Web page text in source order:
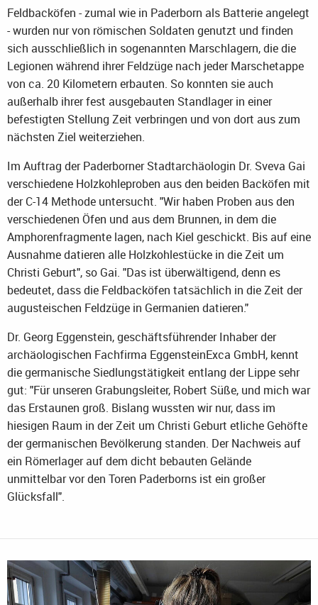
Feldbacköfen - zumal wie in Paderborn als Batterie angelegt
- wurden nur von römischen Soldaten genutzt und finden
sich ausschließlich in sogenannten Marschlagern, die die
Legionen während ihrer Feldzüge nach jeder Marschetappe
von ca. 20 Kilometern erbauten. So konnten sie auch
außerhalb ihrer fest ausgebauten Standlager in einer
befestigten Stellung Zeit verbringen und von dort aus zum
nächsten Ziel weiterziehen.
Im Auftrag der Paderborner Stadtarchäologin Dr. Sveva Gai
verschiedene Holzkohleproben aus den beiden Backöfen mit
der C-14 Methode untersucht. "Wir haben Proben aus den
verschiedenen Öfen und aus dem Brunnen, in dem die
Amphorenfragmente lagen, nach Kiel geschickt. Bis auf eine
Ausnahme datieren alle Holzkohlestücke in die Zeit um
Christi Geburt", so Gai. "Das ist überwältigend, denn es
bedeutet, dass die Feldbacköfen tatsächlich in die Zeit der
augusteischen Feldzüge in Germanien datieren."
Dr. Georg Eggenstein, geschäftsführender Inhaber der
archäologischen Fachfirma EggensteinExca GmbH, kennt
die germanische Siedlungstätigkeit entlang der Lippe sehr
gut: "Für unseren Grabungsleiter, Robert Süße, und mich war
das Erstaunen groß. Bislang wussten wir nur, dass im
hiesigen Raum in der Zeit um Christi Geburt etliche Gehöfte
der germanischen Bevölkerung standen. Der Nachweis auf
ein Römerlager auf dem dicht bebauten Gelände
unmittelbar vor den Toren Paderborns ist ein großer
Glücksfall".